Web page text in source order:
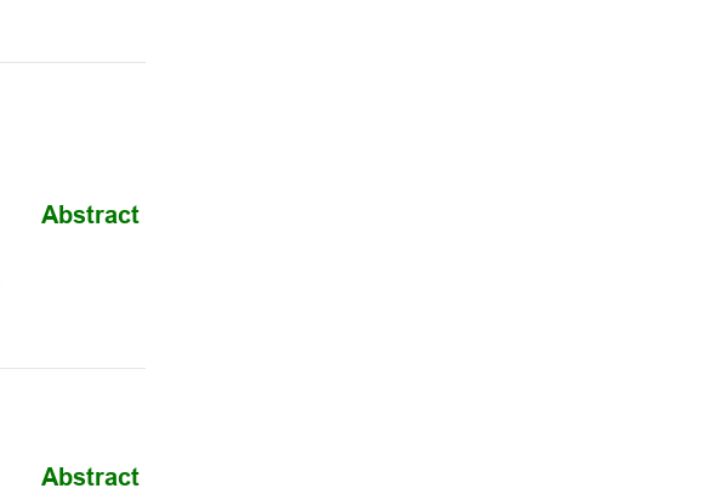
Abstract
Abstract